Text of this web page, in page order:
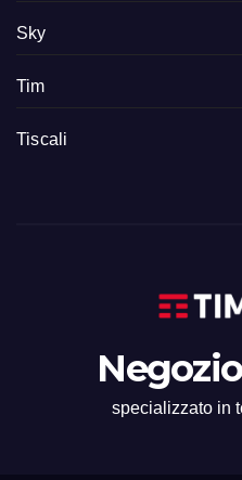
Sky
Tim
Tiscali
specializzato in